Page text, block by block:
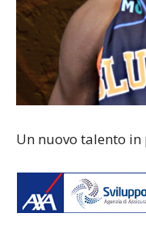
Un nuovo talento in